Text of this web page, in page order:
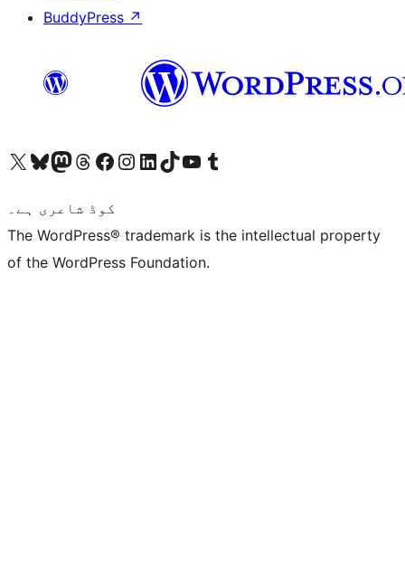
BuddyPress ↗
Visit our X (formerly Twitter) account
ہمارے بلیواسکائی اکاؤنٹ پر جائیں
Visit our Mastodon account
ہمارے ٹھریڈز اکاؤنٹ پر جائیں
Visit our Facebook page
Visit our Instagram account
Visit our LinkedIn account
ہمارے ٹک ٹاک اکاؤنٹ پر جائیں
Visit our YouTube channel
ہمارے ٹمبلر اکاؤنٹ پر جائیں
کوڈ شاعری ہے۔
The WordPress® trademark is the intellectual property
of the WordPress Foundation.